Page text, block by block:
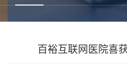
百裕互联网医院喜